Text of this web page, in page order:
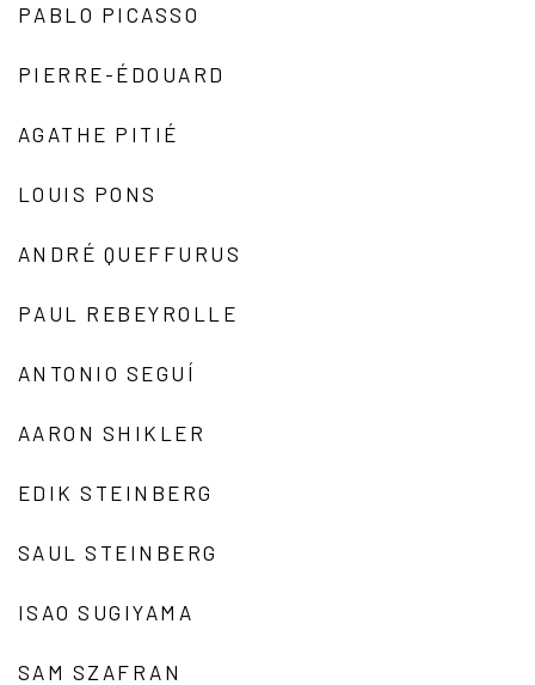
PABLO PICASSO
PIERRE-ÉDOUARD
AGATHE PITIÉ
LOUIS PONS
ANDRÉ QUEFFURUS
PAUL REBEYROLLE
ANTONIO SEGUÍ
AARON SHIKLER
EDIK STEINBERG
SAUL STEINBERG
ISAO SUGIYAMA
SAM SZAFRAN